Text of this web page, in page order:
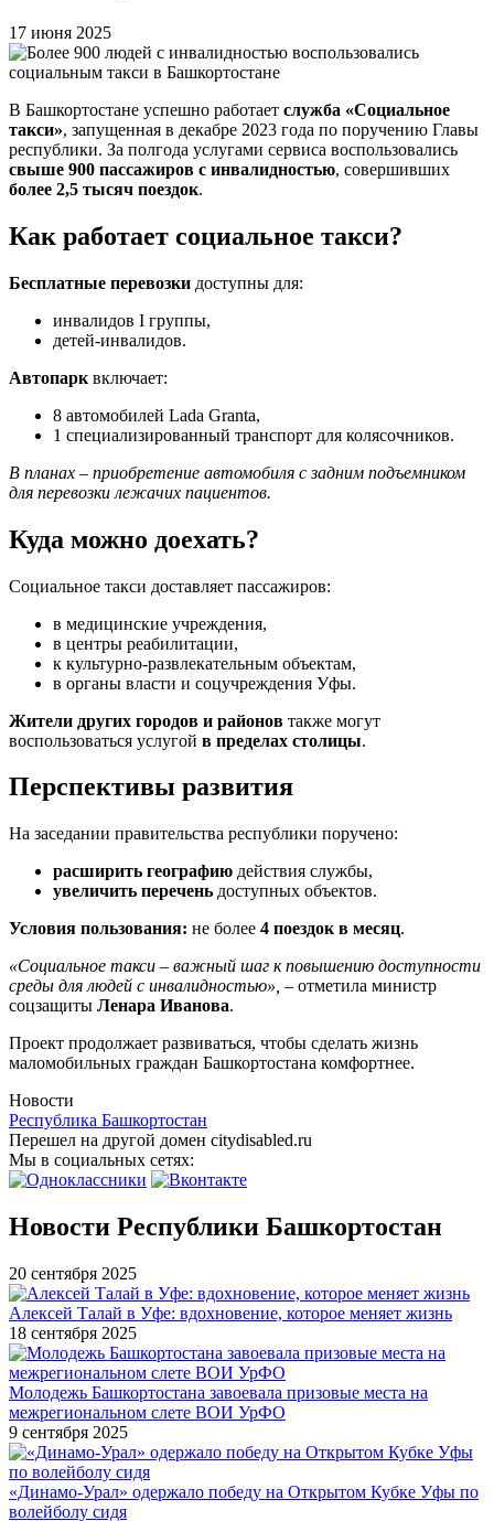
17 июня 2025
В Башкортостане успешно работает служба «Социальное
такси», запущенная в декабре 2023 года по поручению Главы
республики. За полгода услугами сервиса воспользовались
свыше 900 пассажиров с инвалидностью, совершивших
более 2,5 тысяч поездок.
Как работает социальное такси?
Бесплатные перевозки доступны для:
инвалидов I группы,
детей-инвалидов.
Автопарк включает:
8 автомобилей Lada Granta,
1 специализированный транспорт для колясочников.
В планах – приобретение автомобиля с задним подъемником
для перевозки лежачих пациентов.
Куда можно доехать?
Социальное такси доставляет пассажиров:
в медицинские учреждения,
в центры реабилитации,
к культурно-развлекательным объектам,
в органы власти и соцучреждения Уфы.
Жители других городов и районов также могут
воспользоваться услугой в пределах столицы.
Перспективы развития
На заседании правительства республики поручено:
расширить географию действия службы,
увеличить перечень доступных объектов.
Условия пользования: не более 4 поездок в месяц.
«Социальное такси – важный шаг к повышению доступности
среды для людей с инвалидностью», – отметила министр
соцзащиты Ленара Иванова.
Проект продолжает развиваться, чтобы сделать жизнь
маломобильных граждан Башкортостана комфортнее.
Новости
Республика Башкортостан
Перешел на другой домен citydisabled.ru
Мы в социальных сетях:
Новости Республики Башкортостан
20 сентября 2025
Алексей Талай в Уфе: вдохновение, которое меняет жизнь
18 сентября 2025
Молодежь Башкортостана завоевала призовые места на
межрегиональном слете ВОИ УрФО
9 сентября 2025
«Динамо-Урал» одержало победу на Открытом Кубке Уфы по
волейболу сидя